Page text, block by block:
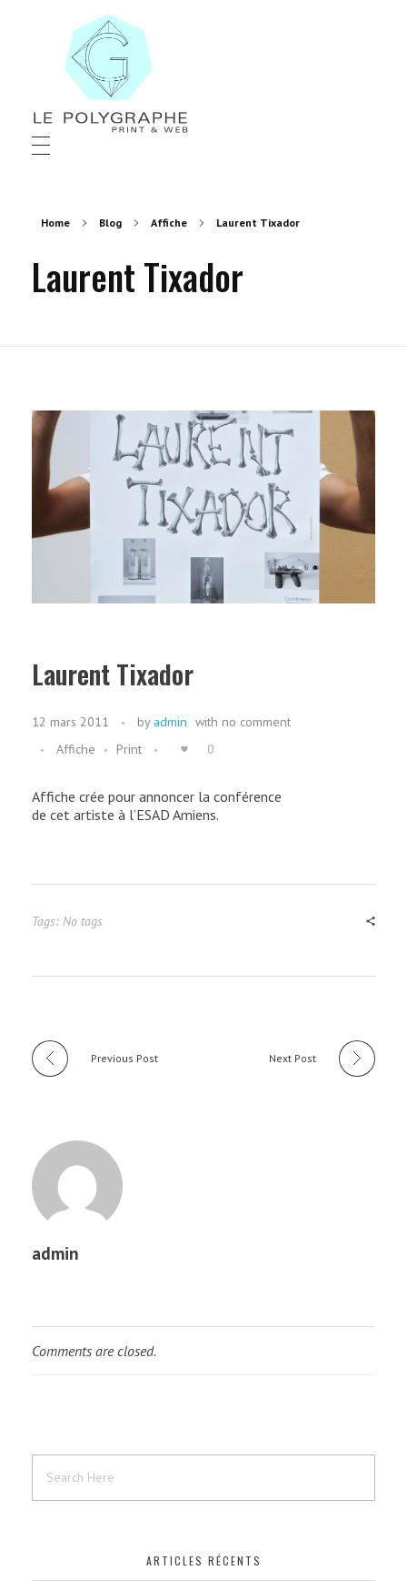
Le Polygraphe
Print & Web
Home Blog Affiche Laurent Tixador
Laurent Tixador
Laurent Tixador
12 mars 2011 by admin with no comment
Affiche
Print 0
Affiche crée pour annoncer la conférence
de cet artiste à l’ESAD Amiens.
Tags: No tags
Previous Post Next Post
admin
Comments are closed.
ARTICLES RÉCENTS